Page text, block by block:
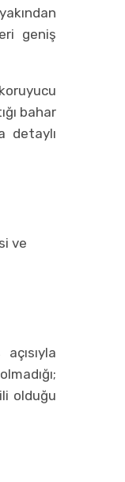
geniş
bahar
detaylı
ve
olduğu